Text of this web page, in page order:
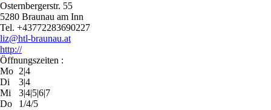
Osternbergerstr. 55
5280 Braunau am Inn
Tel. +43772283690227
liz@htl-braunau.at
http://
Öffnungszeiten :
Mo 2|4
Di
3|4
Mi
3|4|5|6|7
Do
1/4/5